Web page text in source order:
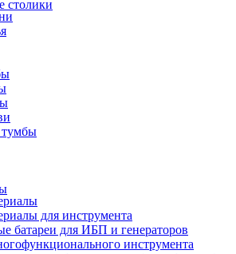
столики
для инструмента
батареи для ИБП и генераторов
инструмента